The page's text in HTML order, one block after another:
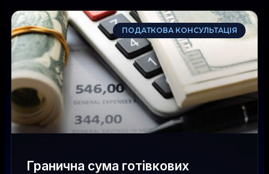
ПОДАТКОВА КОНСУЛЬТАЦІЯ
Гранична сума готівкових